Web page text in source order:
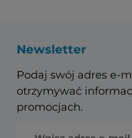
Newsletter
Podaj swój adres e-
otrzymywać
promocjach.